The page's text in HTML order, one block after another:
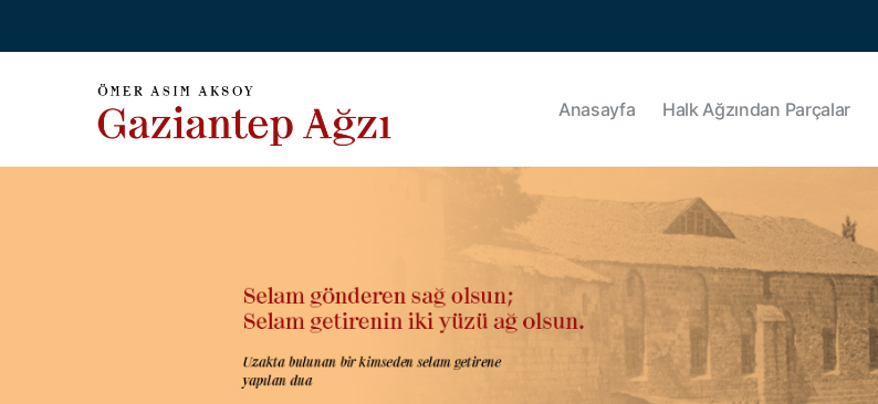
Anasayfa Halk Ağzından Parçalar